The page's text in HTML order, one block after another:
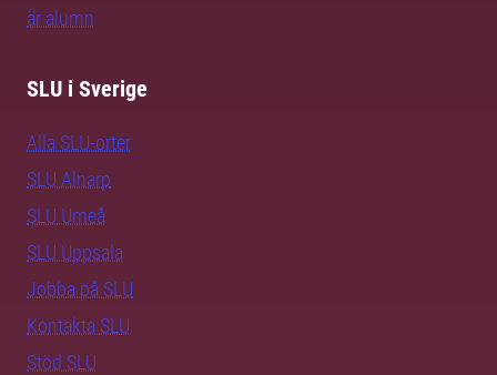
är alumn
SLU i Sverige
Alla SLU-orter
SLU Alnarp
SLU Umeå
SLU Uppsala
Jobba på SLU
Kontakta SLU
Stöd SLU